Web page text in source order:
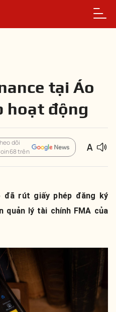
tại Áo
hoạt động
dõi
trên
đã rút giấy phép đăng ký
quản lý tài chính FMA của